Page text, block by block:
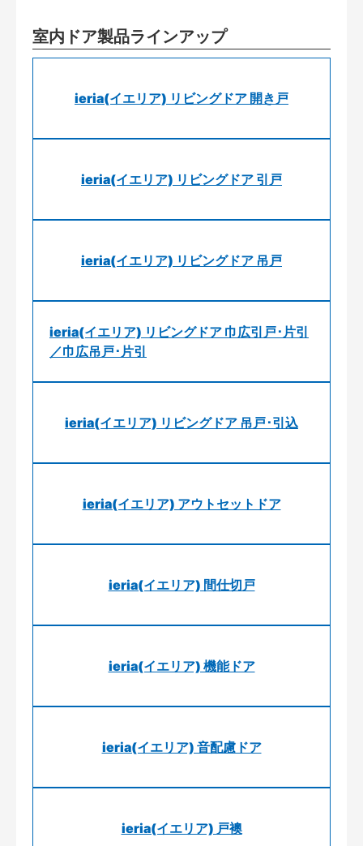
室内ドア製品ラインアップ
ieria(イエリア) リビングドア 開き戸
ieria(イエリア) リビングドア 引戸
ieria(イエリア) リビングドア 吊戸
ieria(イエリア) リビングドア 巾広引戸･片引
／巾広吊戸･片引
ieria(イエリア) リビングドア 吊戸･引込
ieria(イエリア) アウトセットドア
ieria(イエリア) 間仕切戸
ieria(イエリア) 機能ドア
ieria(イエリア) 音配慮ドア
ieria(イエリア) 戸襖